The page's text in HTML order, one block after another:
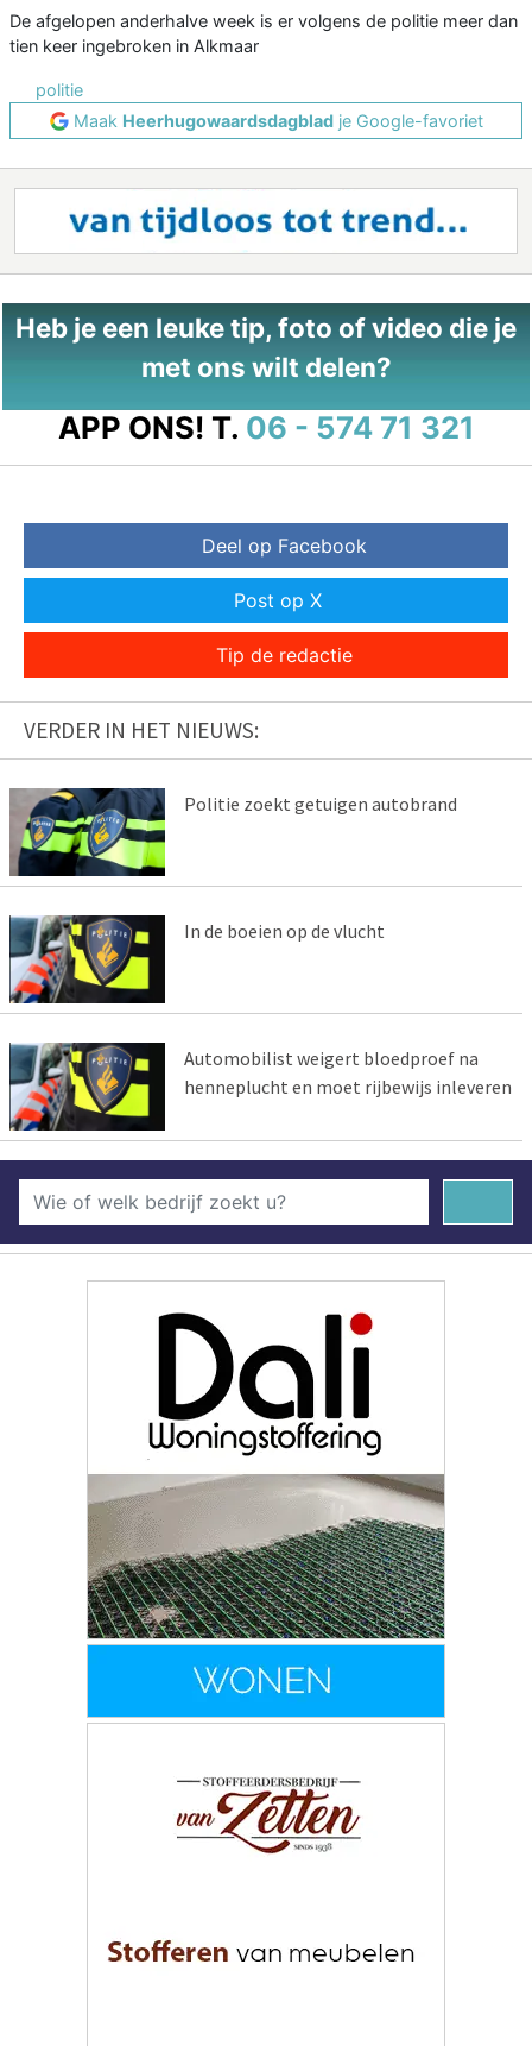
De afgelopen anderhalve week is er volgens de politie meer dan
tien keer ingebroken in Alkmaar
politie
Maak Heerhugowaardsdagbladje Google-favoriet
Heb je een leuke tip, foto of video die je
met ons wilt delen?
APP ONS! T. 06 - 574 71 321
Deel op Facebook
Post op X
Tip de redactie
VERDER IN HET NIEUWS:
Politie zoekt getuigen autobrand
In de boeien op de vlucht
Automobilist weigert bloedproef na
henneplucht en moet rijbewijs inleveren